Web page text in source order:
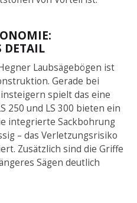
DETAIL
Laubsägebögen ist
Gerade bei
spielt das eine
250 und LS 300 bieten ein
integrierte Sackbohrung
– das Verletzungsrisiko
Zusätzlich sind die Griffe
Sägen deutlich